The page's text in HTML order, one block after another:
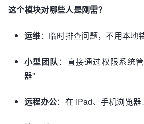
这个模块对哪些人是刚需？
运维：临时排查问题，不用本地
小型团队 ：直接通过权限系统
器"
远程办公：在 iPad、手机浏览